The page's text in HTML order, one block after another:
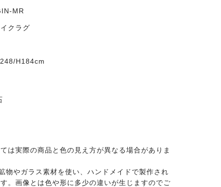
MR
クラグ
H184cm
は実際の商品と色の見え方が異なる場合がありま
やガラス素材を使い、ハンドメイドで製作され
。画像とは色や形に多少の違いが生じますのでご